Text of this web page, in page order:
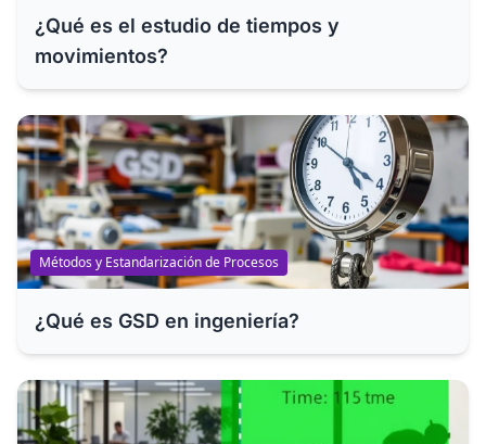
¿Qué es el estudio de tiempos y
movimientos?
Métodos y Estandarización de Procesos
¿Qué es GSD en ingeniería?